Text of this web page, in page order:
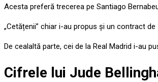
Acesta preferă trecerea pe Santiago
„Cetățenii” chiar i-au propus și un contract
De cealaltă parte, cei de la Real Madrid i-au
Cifrele lui Jude